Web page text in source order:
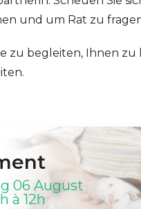
und um Rat zu
zu begleiten, Ihnen zu
06 August
à 12h